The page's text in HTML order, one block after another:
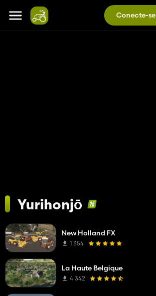
Conecte-se
Yurihonjō
New Holland FX
1 354
La Haute Belgique
4 342